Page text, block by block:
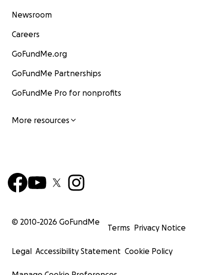
Newsroom
Careers
GoFundMe.org
GoFundMe Partnerships
GoFundMe Pro for nonprofits
More resources
© 2010-2026 GoFundMe
Terms Privacy Notice
Legal Accessibility Statement Cookie Policy